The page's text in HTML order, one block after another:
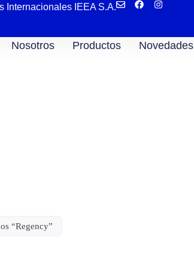
Internacionales IEEA S.A.
Nosotros Productos Novedades
“Regency”